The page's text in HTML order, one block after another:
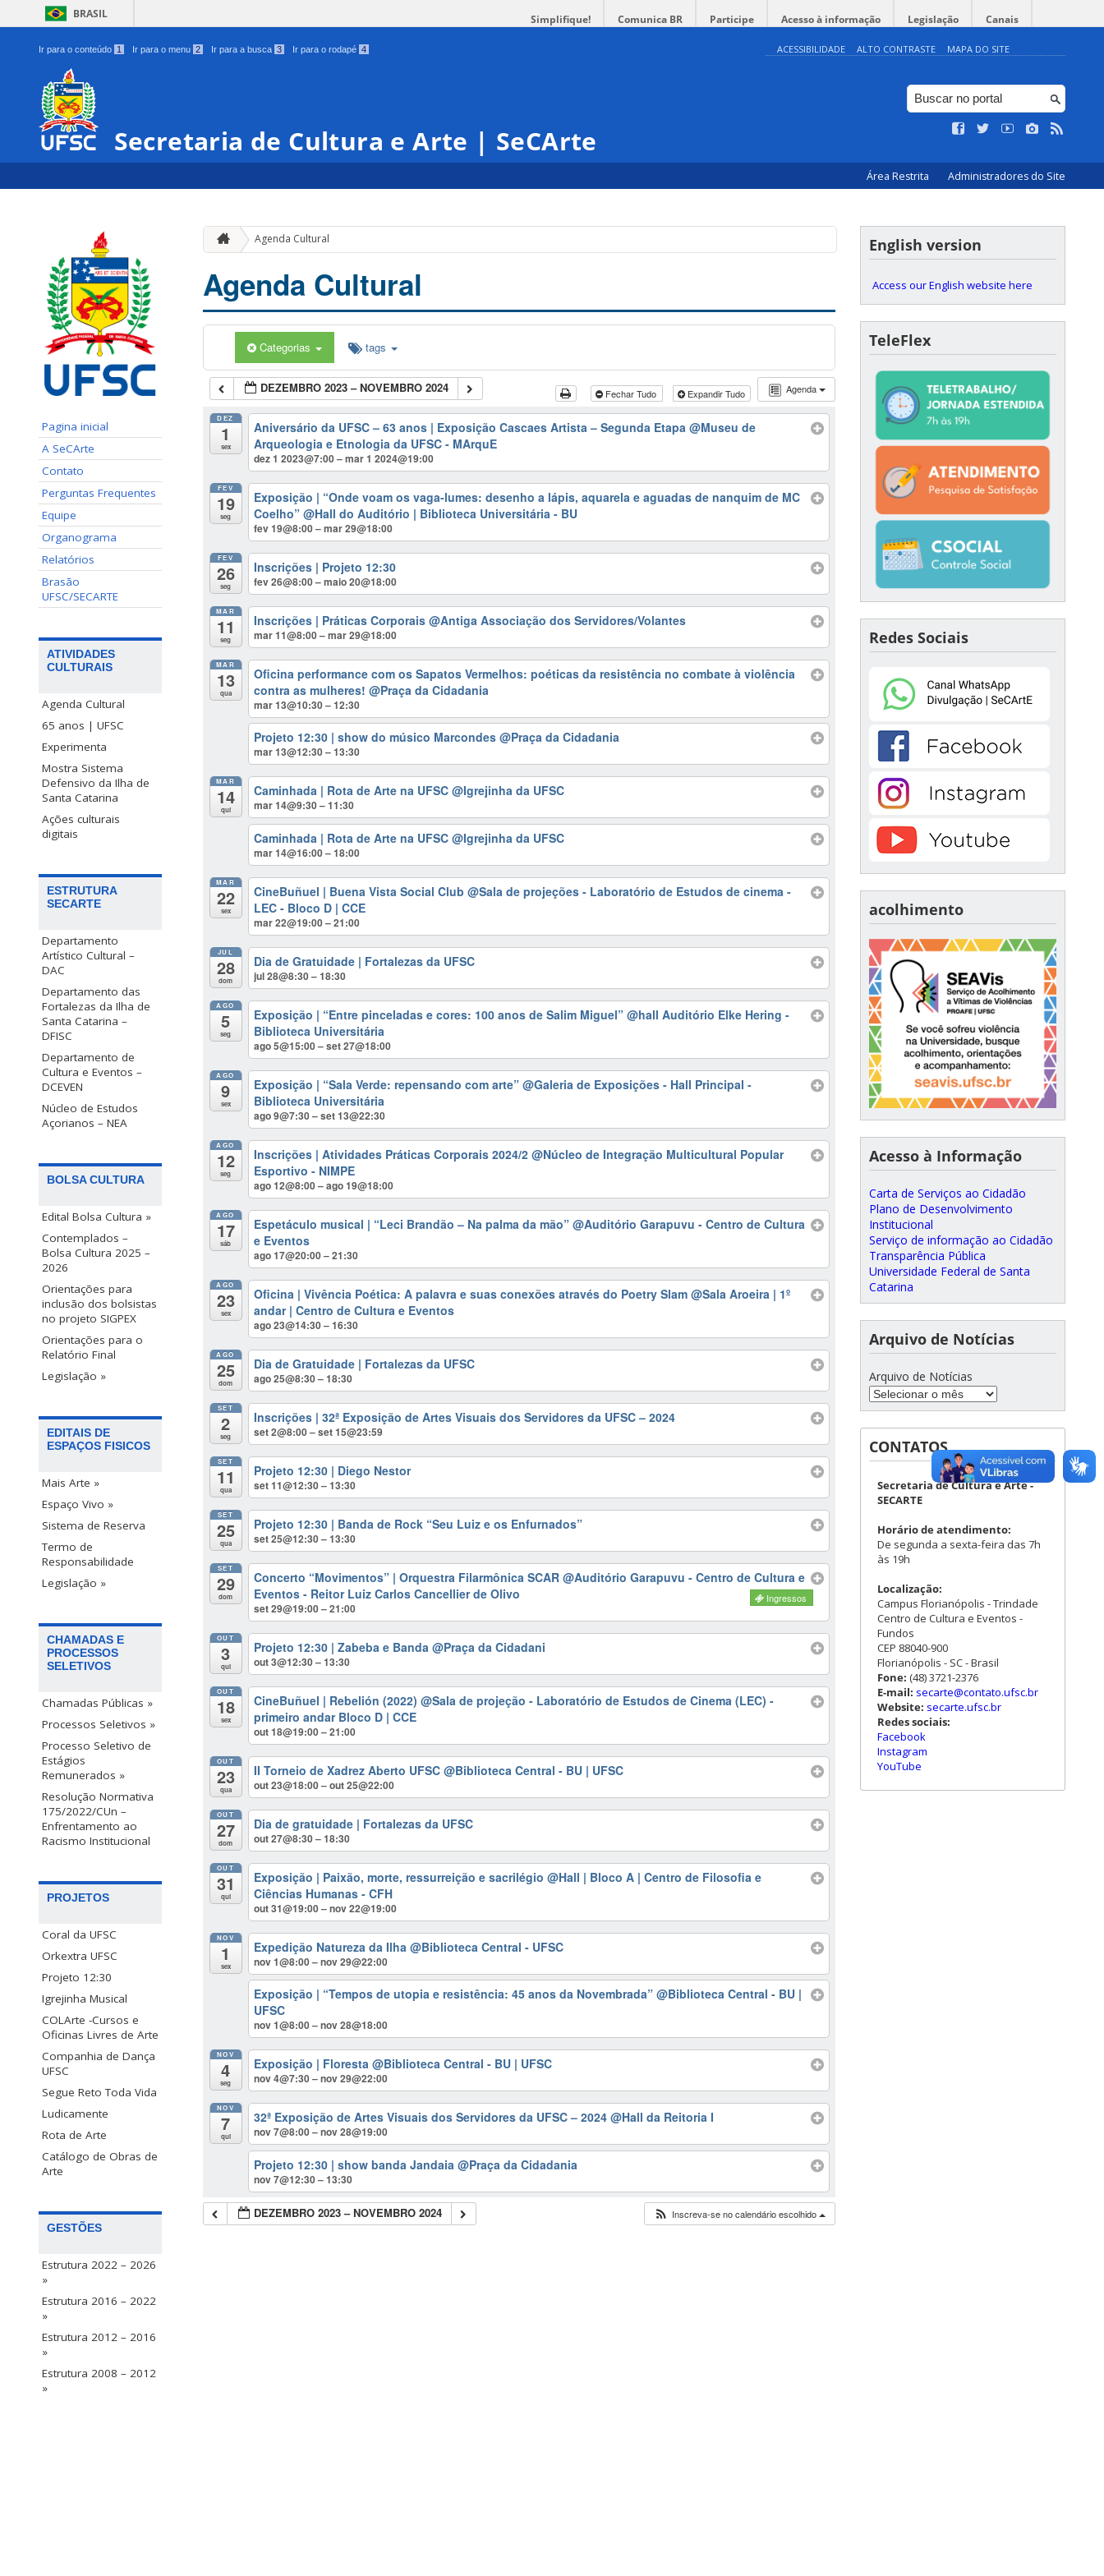
BRASIL Simplifique! Comunica BR Participe Acesso à informação Legislação Canais
Ir para o conteúdo 1 Ir para o menu 2 Ir para a busca 3 Ir para o rodapé 4 ACESSIBILIDADE ALTO CONTRASTE MAPA DO SITE
Secretaria de Cultura e Arte | SeCArte
Área Restrita Administradores do Site
Pagina inicial
A SeCArte
Contato
Perguntas Frequentes
Equipe
Organograma
Relatórios
Brasão
UFSC/SECARTE
ATIVIDADES
CULTURAIS
Agenda Cultural
65 anos | UFSC
Experimenta
Mostra Sistema
Defensivo da Ilha de
Santa Catarina
Ações culturais
digitais
ESTRUTURA
SECARTE
Departamento
Artístico Cultural –
DAC
Departamento das
Fortalezas da Ilha de
Santa Catarina –
DFISC
Departamento de
Cultura e Eventos –
DCEVEN
Núcleo de Estudos
Açorianos – NEA
BOLSA CULTURA
Edital Bolsa Cultura »
Contemplados –
Bolsa Cultura 2025 –
2026
Orientações para
inclusão dos bolsistas
no projeto SIGPEX
Orientações para o
Relatório Final
Legislação »
EDITAIS DE
ESPAÇOS FISICOS
Mais Arte »
Espaço Vivo »
Sistema de Reserva
Termo de
Responsabilidade
Legislação »
CHAMADAS E
PROCESSOS
SELETIVOS
Chamadas Públicas »
Processos Seletivos »
Processo Seletivo de
Estágios
Remunerados »
Resolução Normativa
175/2022/CUn –
Enfrentamento ao
Racismo Institucional
PROJETOS
Coral da UFSC
Orkextra UFSC
Projeto 12:30
Igrejinha Musical
COLArte -Cursos e
Oficinas Livres de Arte
Companhia de Dança
UFSC
Segue Reto Toda Vida
Ludicamente
Rota de Arte
Catálogo de Obras de
Arte
GESTÕES
Estrutura 2022 – 2026
»
Estrutura 2016 – 2022
»
Estrutura 2012 – 2016
»
Estrutura 2008 – 2012
»
Agenda Cultural
Agenda Cultural
Categorias tags
Agenda
DEZEMBRO 2023 – NOVEMBRO 2024 Fechar Tudo Expandir Tudo
DEZ
1
sex
Aniversário da UFSC – 63 anos | Exposição Cascaes Artista – Segunda Etapa @Museu de
Arqueologia e Etnologia da UFSC - MArquE
dez 1 2023@7:00 – mar 1 2024@19:00
FEV
19
seg
Exposição | “Onde voam os vaga-lumes: desenho a lápis, aquarela e aguadas de nanquim de MC
Coelho” @Hall do Auditório | Biblioteca Universitária - BU
fev 19@8:00 – mar 29@18:00
FEV
26
seg
Inscrições | Projeto 12:30
fev 26@8:00 – maio 20@18:00
MAR
11
seg
Inscrições | Práticas Corporais @Antiga Associação dos Servidores/Volantes
mar 11@8:00 – mar 29@18:00
MAR
13
qua
Oficina performance com os Sapatos Vermelhos: poéticas da resistência no combate à violência
contra as mulheres! @Praça da Cidadania
mar 13@10:30 – 12:30
Projeto 12:30 | show do músico Marcondes @Praça da Cidadania
mar 13@12:30 – 13:30
MAR
14
qui
Caminhada | Rota de Arte na UFSC @Igrejinha da UFSC
mar 14@9:30 – 11:30
Caminhada | Rota de Arte na UFSC @Igrejinha da UFSC
mar 14@16:00 – 18:00
MAR
22
sex
CineBuñuel | Buena Vista Social Club @Sala de projeções - Laboratório de Estudos de cinema -
LEC - Bloco D | CCE
mar 22@19:00 – 21:00
JUL
28
dom
Dia de Gratuidade | Fortalezas da UFSC
jul 28@8:30 – 18:30
AGO
5
seg
Exposição | “Entre pinceladas e cores: 100 anos de Salim Miguel” @hall Auditório Elke Hering -
Biblioteca Universitária
ago 5@15:00 – set 27@18:00
AGO
9
sex
Exposição | “Sala Verde: repensando com arte” @Galeria de Exposições - Hall Principal -
Biblioteca Universitária
ago 9@7:30 – set 13@22:30
AGO
12
seg
Inscrições | Atividades Práticas Corporais 2024/2 @Núcleo de Integração Multicultural Popular
Esportivo - NIMPE
ago 12@8:00 – ago 19@18:00
AGO
17
sáb
Espetáculo musical | “Leci Brandão – Na palma da mão” @Auditório Garapuvu - Centro de Cultura
e Eventos
ago 17@20:00 – 21:30
AGO
23
sex
Oficina | Vivência Poética: A palavra e suas conexões através do Poetry Slam @Sala Aroeira | 1º
andar | Centro de Cultura e Eventos
ago 23@14:30 – 16:30
AGO
25
dom
Dia de Gratuidade | Fortalezas da UFSC
ago 25@8:30 – 18:30
SET
2
seg
Inscrições | 32ª Exposição de Artes Visuais dos Servidores da UFSC – 2024
set 2@8:00 – set 15@23:59
SET
11
qua
Projeto 12:30 | Diego Nestor
set 11@12:30 – 13:30
SET
25
qua
Projeto 12:30 | Banda de Rock “Seu Luiz e os Enfurnados”
set 25@12:30 – 13:30
SET
29
dom
Concerto “Movimentos” | Orquestra Filarmônica SCAR @Auditório Garapuvu - Centro de Cultura e
Eventos - Reitor Luiz Carlos Cancellier de Olivo
Ingressos
set 29@19:00 – 21:00
OUT
3
qui
Projeto 12:30 | Zabeba e Banda @Praça da Cidadani
out 3@12:30 – 13:30
OUT
18
sex
CineBuñuel | Rebelión (2022) @Sala de projeção - Laboratório de Estudos de Cinema (LEC) -
primeiro andar Bloco D | CCE
out 18@19:00 – 21:00
OUT
23
qua
II Torneio de Xadrez Aberto UFSC @Biblioteca Central - BU | UFSC
out 23@18:00 – out 25@22:00
OUT
27
dom
Dia de gratuidade | Fortalezas da UFSC
out 27@8:30 – 18:30
OUT
31
qui
Exposição | Paixão, morte, ressurreição e sacrilégio @Hall | Bloco A | Centro de Filosofia e
Ciências Humanas - CFH
out 31@19:00 – nov 22@19:00
NOV
1
sex
Expedição Natureza da Ilha @Biblioteca Central - UFSC
nov 1@8:00 – nov 29@22:00
Exposição | “Tempos de utopia e resistência: 45 anos da Novembrada” @Biblioteca Central - BU |
UFSC
nov 1@8:00 – nov 28@18:00
NOV
4
seg
Exposição | Floresta @Biblioteca Central - BU | UFSC
nov 4@7:30 – nov 29@22:00
NOV
7
qui
32ª Exposição de Artes Visuais dos Servidores da UFSC – 2024 @Hall da Reitoria I
nov 7@8:00 – nov 28@19:00
Projeto 12:30 | show banda Jandaia @Praça da Cidadania
nov 7@12:30 – 13:30
DEZEMBRO 2023 – NOVEMBRO 2024 Inscreva-se no calendário escolhido
English version
Access our English website here
TeleFlex
Redes Sociais
acolhimento
Acesso à Informação
Carta de Serviços ao Cidadão
Plano de Desenvolvimento
Institucional
Serviço de informação ao Cidadão
Transparência Pública
Universidade Federal de Santa
Catarina
Arquivo de Notícias
Arquivo de Notícias
CONTATOS
Secretaria de Cultura e Arte -
SECARTE
Horário de atendimento:
De segunda a sexta-feira das 7h
às 19h
Localização:
Campus Florianópolis - Trindade
Centro de Cultura e Eventos -
Fundos
CEP 88040-900
Florianópolis - SC - Brasil
Fone: (48) 3721-2376
E-mail: secarte@contato.ufsc.br
Website: secarte.ufsc.br
Redes sociais:
Facebook
Instagram
YouTube